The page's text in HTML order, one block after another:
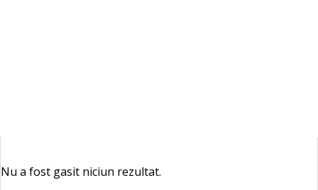
Nu a fost gasit niciun rezultat.